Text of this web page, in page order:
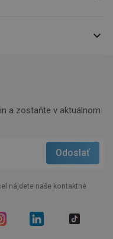

a zostaňte v aktuálnom
nájdete naše kontaktné